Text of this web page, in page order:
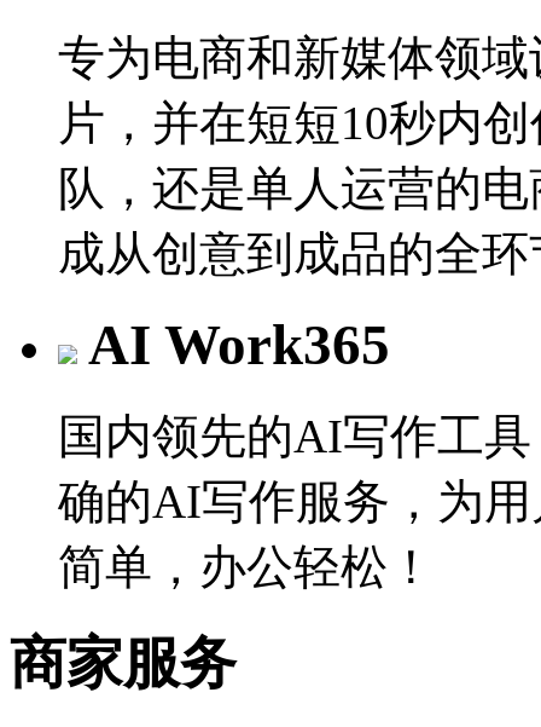
专为电商和新媒体领
片，并在短短10秒内
队，还是单人运营的
成从创意到成品的全
AI Work365
国内领先的AI写作工
确的AI写作服务，为
简单，办公轻松！
商家服务